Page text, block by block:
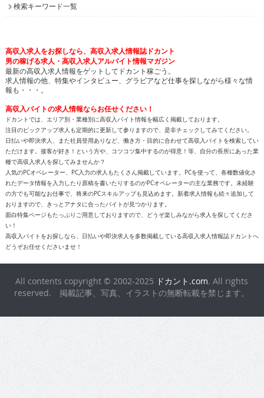
検索キーワード一覧
高収入求人をお探しなら、高収入求人情報誌ドカント
男の稼げる求人・高収入求人アルバイト情報マガジン
最新の高収入求人情報をゲットしてドカント稼ごう。
求人情報の他、特集やインタビュー、グラビアなど仕事を探しながら様々な情
報も・・・。
高収入バイトの求人情報ならお任せください！
ドカントでは、エリア別・業種別に高収入バイト情報を幅広く掲載しております。
注目のピックアップ求人も定期的に更新して参りますので、是非チェックしてみてください。
日払いや即決求人、また社員登用ありなど、働き方・目的に合わせて高収入バイトを検索してい
ただけます。接客が好き！という方や、コツコツ集中するのが得意！等、自分の長所にあった業
種で高収入求人を探してみませんか？
人気のPCオペレーター、PC入力の求人もたくさん掲載しています。PCを使って、各種数値化さ
れたデータ情報を入力したり原稿を書いたりするのがPCオペレーターの主な業務です。未経験
の方でも可能なお仕事で、将来のPCスキルアップも見込めます。新着求人情報も続々追加して
おりますので、きっとアナタに合ったバイトが見つかります。
面白特集ページもたっぷりご用意しておりますので、どうぞ楽しみながら求人を探してくださ
い！
高収入バイトをお探しなら、日払いや即決求人を多数掲載している高収入求人情報誌ドカントへ
どうぞお任せくださいませ！
All contents copyright © 2002-2025 ドカント.com. All rights
reserved. 掲載記事、写真、イラストの無断転載を禁じます。